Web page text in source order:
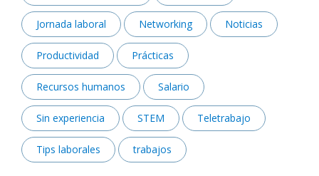
Jornada laboral Networking Noticias
Productividad Prácticas
Recursos humanos Salario
Sin experiencia STEM Teletrabajo
Tips laborales trabajos